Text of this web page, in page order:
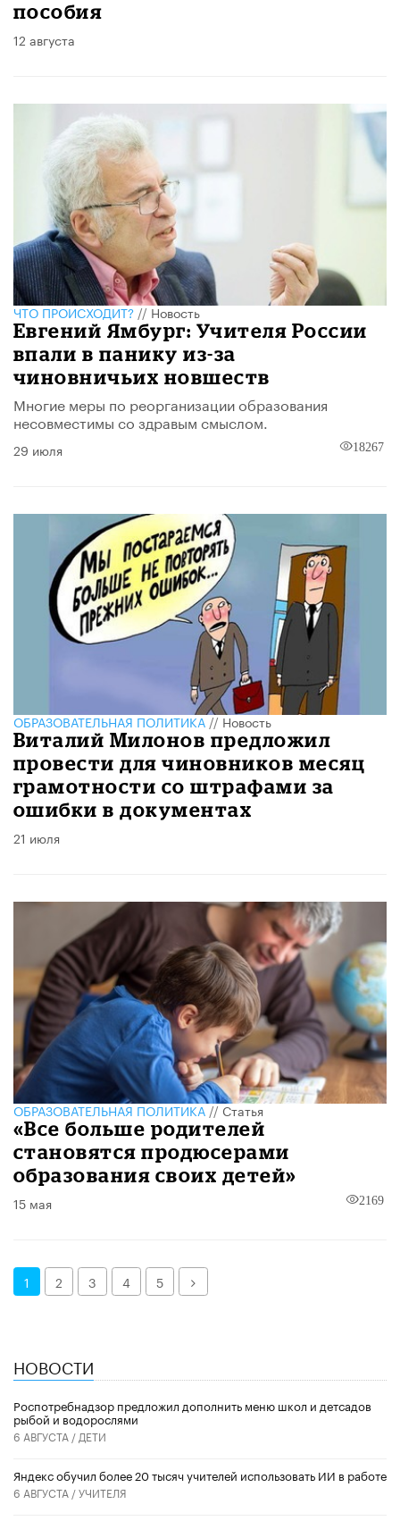
пособия
12 августа
ЧТО ПРОИСХОДИТ?//Новость
Евгений Ямбург: Учителя России
впали в панику из-за
чиновничьих новшеств
Многие меры по реорганизации образования
несовместимы со здравым смыслом.
29 июля 18267
ОБРАЗОВАТЕЛЬНАЯ ПОЛИТИКА//Новость
Виталий Милонов предложил
провести для чиновников месяц
грамотности со штрафами за
ошибки в документах
21 июля
ОБРАЗОВАТЕЛЬНАЯ ПОЛИТИКА//Статья
«Все больше родителей
становятся продюсерами
образования своих детей»
15 мая 2169
1 2 3 4 5 Далее
НОВОСТИ
Роспотребнадзор предложил дополнить меню школ и детсадов
рыбой и водорослями
6 АВГУСТА / ДЕТИ
​Яндекс обучил более 20 тысяч учителей использовать ИИ в работе
6 АВГУСТА /УЧИТЕЛЯ